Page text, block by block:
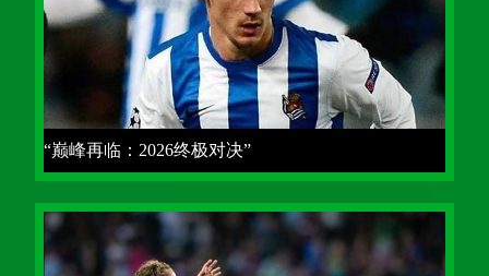
“巅峰再临：2026终极对决”